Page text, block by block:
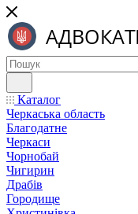
Каталог
Черкаська область
Благодатне
Черкаси
Чорнобай
Чигирин
Драбів
Городище